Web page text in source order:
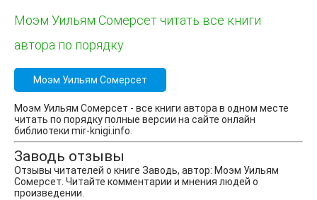
Моэм Уильям Сомерсет читать все книги
автора по порядку
Моэм Уильям Сомерсет
Моэм Уильям Сомерсет - все книги автора в одном месте
читать по порядку полные версии на сайте онлайн
библиотеки mir-knigi.info.
Заводь отзывы
Отзывы читателей о книге Заводь, автор: Моэм Уильям
Сомерсет. Читайте комментарии и мнения людей о
произведении.